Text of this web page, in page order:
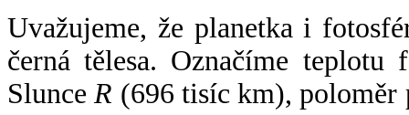
Uvažujeme, že planetka i
černá tělesa. Označíme
SlunceR (696 tisíc km),